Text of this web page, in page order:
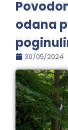
odana
30/05/2024